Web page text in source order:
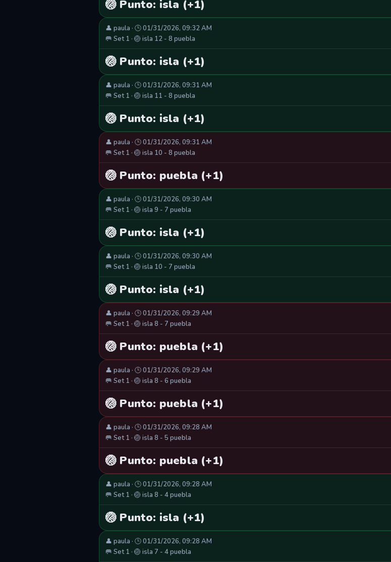
🏐 Punto: isla (+1)
👤 paula · 🕒 01/31/2026, 09:32 AM
🥅 Set 1 · 🏐 isla 12 - 8 puebla
🏐 Punto: isla (+1)
👤 paula · 🕒 01/31/2026, 09:31 AM
🥅 Set 1 · 🏐 isla 11 - 8 puebla
🏐 Punto: isla (+1)
👤 paula · 🕒 01/31/2026, 09:31 AM
🥅 Set 1 · 🏐 isla 10 - 8 puebla
🏐 Punto: puebla (+1)
👤 paula · 🕒 01/31/2026, 09:30 AM
🥅 Set 1 · 🏐 isla 9 - 7 puebla
🏐 Punto: isla (+1)
👤 paula · 🕒 01/31/2026, 09:30 AM
🥅 Set 1 · 🏐 isla 10 - 7 puebla
🏐 Punto: isla (+1)
👤 paula · 🕒 01/31/2026, 09:29 AM
🥅 Set 1 · 🏐 isla 8 - 7 puebla
🏐 Punto: puebla (+1)
👤 paula · 🕒 01/31/2026, 09:29 AM
🥅 Set 1 · 🏐 isla 8 - 6 puebla
🏐 Punto: puebla (+1)
👤 paula · 🕒 01/31/2026, 09:28 AM
🥅 Set 1 · 🏐 isla 8 - 5 puebla
🏐 Punto: puebla (+1)
👤 paula · 🕒 01/31/2026, 09:28 AM
🥅 Set 1 · 🏐 isla 8 - 4 puebla
🏐 Punto: isla (+1)
👤 paula · 🕒 01/31/2026, 09:28 AM
🥅 Set 1 · 🏐 isla 7 - 4 puebla